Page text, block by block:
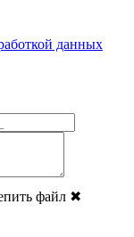
данных
файл ✖